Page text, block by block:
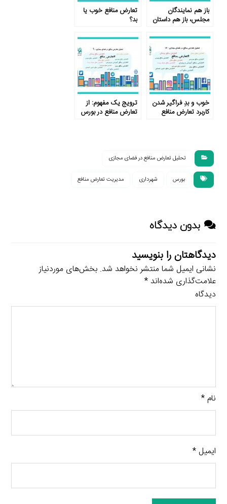
باز هم نمایندگان
مجلس، باز هم داستان
تعارض منافع خوب یا
بد؟
خوب و بدِ فراگیر شدن
کاربرد تعارض منافع
ترویج یک مفهوم: از
تعارض منافع در بورس
تحلیل تعارض منافع در فضای مجازی
بورس شهرداری مدیریت تعارض منافع
بدون دیدگاه
دیدگاهتان را بنویسید
نشانی ایمیل شما منتشر نخواهد شد. بخش‌های موردنیاز
علامت‌گذاری شده‌اند*
دیدگاه
نام*
ایمیل*